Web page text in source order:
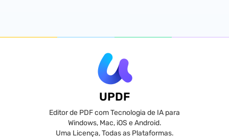
UPDF
Editor de PDF com Tecnologia de IA para
Windows, Mac, iOS e Android.
Uma Licença, Todas as Plataformas.